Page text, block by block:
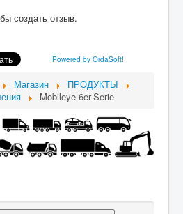
создать отзыв.
Powered by OrdaSoft!
Магазин
ПРОДУКТЫ
Mobileye 6er-Serie